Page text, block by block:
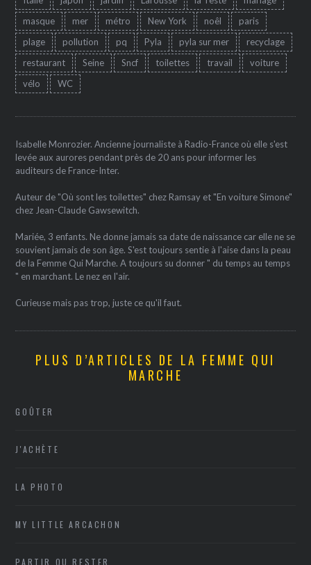
masque
mer métro New York noêl
paris
plage
pollution pq Pyla pyla sur mer
recyclage
restaurant
Seine Sncf toilettes travail
voiture
vélo
WC
Isabelle Monrozier. Ancienne journaliste à Radio-France où elle s'est
levée aux aurores pendant près de 20 ans pour informer les
auditeurs de France-Inter.
Auteur de "Où sont les toilettes" chez Ramsay et "En voiture Simone"
chez Jean-Claude Gawsewitch.
Mariée, 3 enfants. Ne donne jamais sa date de naissance car elle ne se
souvient jamais de son âge. S'est toujours sentie à l'aise dans la peau
de la Femme Qui Marche. A toujours su donner " du temps au temps
" en marchant. Le nez en l'air.
Curieuse mais pas trop, juste ce qu'il faut.
PLUS D’ARTICLES DE LA FEMME QUI
MARCHE
GOÛTER
J'ACHÈTE
LA PHOTO
MY LITTLE ARCACHON
PARTIR OU RESTER